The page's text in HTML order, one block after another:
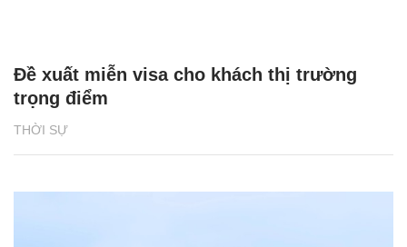
THỜI SỰ
Đề xuất miễn visa cho khách thị trường
trọng điểm